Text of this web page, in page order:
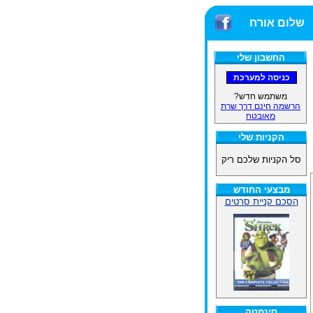
שלום אורח
החשבון שלי
משתמש חדש?
הרשמה חינם דרך שרת
מאובטח
הקניות שלי
סל הקניות שלכם ריק
מבצעי החודש
הסכם קניית סרטים